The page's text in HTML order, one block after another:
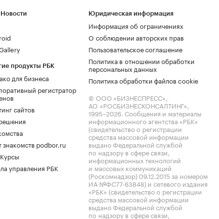
продукты РБК
для бизнеса
регистратор
сайтов
знакомств podbor.ru
управления РБК
Юридическая информация
Информация об ограничениях
О соблюдении авторских прав
Пользовательское соглашение
Политика в отношении обработки
персональных данных
Политика обработки файлов cookie
© ООО «БИЗНЕСПРЕСС»,
АО «РОСБИЗНЕСКОНСАЛТИНГ»,
1995–2026. Сообщения и материалы
информационного агентства «РБК»
(свидетельство о регистрации
средства массовой информации
выдано Федеральной службой
по надзору в сфере связи,
информационных технологий
и массовых коммуникаций
(Роскомнадзор) 09.12.2015 за номером
ИА №ФС77-63848) и сетевого издания
«РБК» (свидетельство о регистрации
средства массовой информации
выдано Федеральной службой
по надзору в сфере связи,